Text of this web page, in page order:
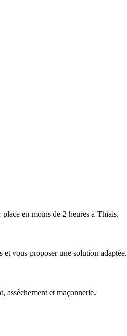
en moins de 2 heures à Thiais.
et vous proposer une solution adaptée.
assèchement et maçonnerie.